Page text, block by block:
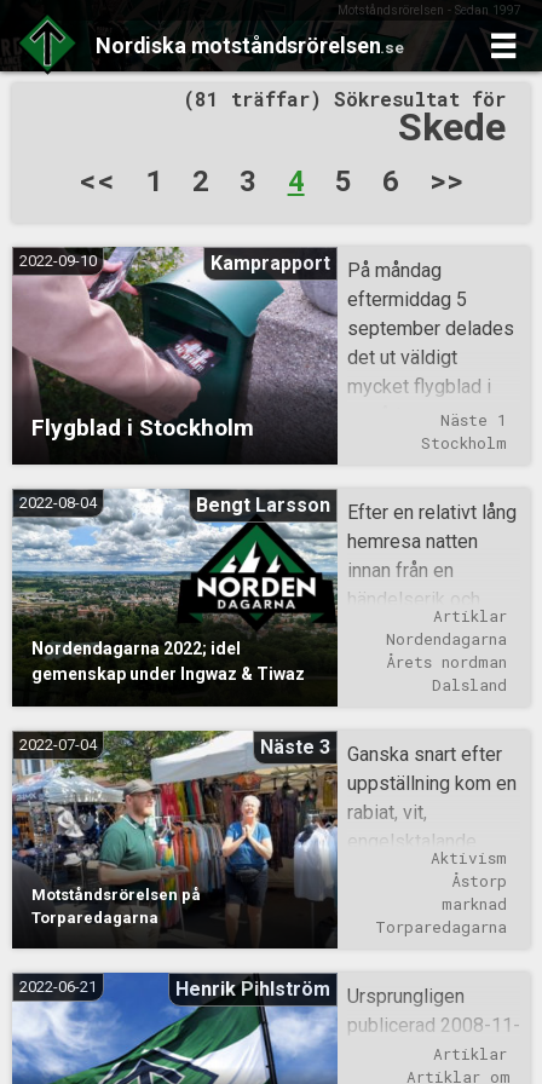
Motståndsrörelsen - Sedan 1997
Nordiska motståndsrörelsen.se
to
(81 träffar) Sökresultat för
Skede
Sidnumrering
inlägg
<< 1 2 3 4 5 6 >>
Flygblad i Stockholm
2022-09-10 Kamprapport
På måndag
eftermiddag 5
september delades
det ut väldigt
mycket flygblad i
Enskededalen och
Stockholm.
Näste 1
Stockholm
Nordendagarna 2022; idel
gemenskap under Ingwaz & Tiwaz
2022-08-04 Bengt Larsson
Efter en relativt lång
hemresa natten
innan från en
händelserik och
semestervecka i
Skåneland ska jag
stolen med att jag
var något
omtöcknad när vi väl
anlände till
bygdegården där
Nordendagarna
energi likt ett skänk
från ovan tillkomma
så fort jag klev ur
Artiklar
Nordendagarna
Årets nordman
Dalsland
Motståndsrörelsen på
Torparedagarna
2022-07-04 Näste 3
Ganska snart efter
uppställning kom en
rabiat, vit,
engelsktalande
kvinna och gapade
om att man inte fick
stå där och dela
och polisen skulle
hon ringa, samtidigt
som hon började
skrika ut ”Fascists!”
Aktivism
Åstorp
marknad
Torparedagarna
2022-06-21 Henrik Pihlström
Ursprungligen
publicerad 2008-11-
12. När en nyArtiklar
Artiklar om